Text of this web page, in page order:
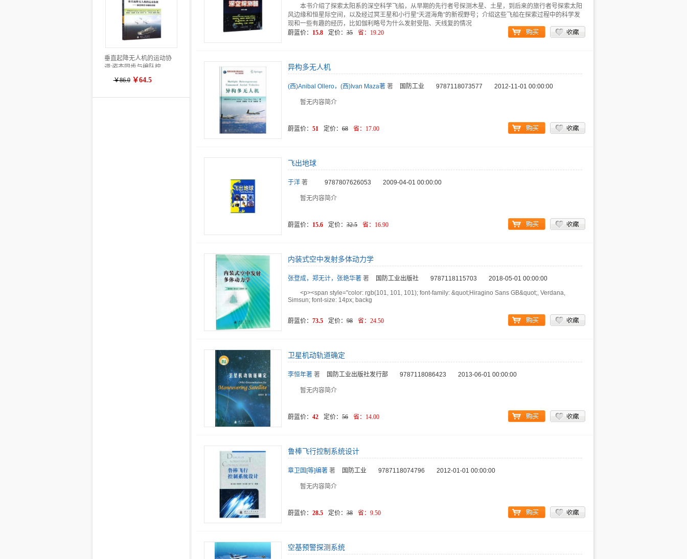
垂直起降无人机的运动协
调:姿态同步与编队控
制:attitude synchronisation
and formation control
￥86.0 ￥64.5
本书介绍了探索太阳系的深空科学飞船，从早期的先行者号探测木星、土星，到后来的旅行者号探索太阳
风边缘和恒星际空间，以及经过冥王星和小行星“天涯海角”的新视野号；介绍这些飞船在探索过程中的科学发
现和一些有趣的经历，比如伽利略号为什么发射受阻、天线复的情况
蔚蓝价： 15.8 定价： 35 省： 19.20
异构多无人机
(西)Anibal Ollero，(西)Ivan Maza著 著 国防工业 9787118073577 2012-11-01 00:00:00
暂无内容简介
蔚蓝价： 51 定价： 68 省： 17.00
飞出地球
于洋 著 9787807626053 2009-04-01 00:00:00
暂无内容简介
蔚蓝价： 15.6 定价： 32.5 省： 16.90
内装式空中发射多体动力学
张登成，郑无计，张艳华著 著 国防工业出版社 9787118115703
2018-05-01 00:00:00
<p><span style="color: rgb(101, 101, 101); font-family: &quot;Hiragino Sans GB&quot;, Verdana,
Simsun; font-size: 14px; backg
蔚蓝价： 73.5 定价： 98 省： 24.50
卫星机动轨道确定
李恒年著 著 国防工业出版社发行部 9787118086423 2013-06-01 00:00:00
暂无内容简介
蔚蓝价： 42 定价： 56 省： 14.00
鲁棒飞行控制系统设计
章卫国[等]编著 著 国防工业 9787118074796 2012-01-01 00:00:00
暂无内容简介
蔚蓝价： 28.5 定价： 38 省： 9.50
空基预警探测系统